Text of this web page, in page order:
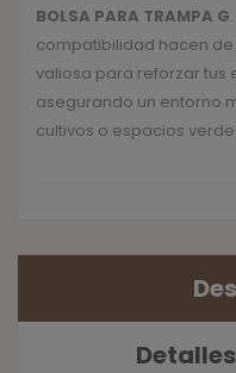
BOLSA PARA TRAMPA G
compatibilidad hacen
valiosa para reforzar tus
asegurando un entorno
cultivos o espacios